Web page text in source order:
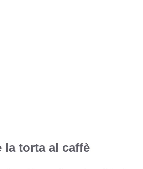
la torta al caffè